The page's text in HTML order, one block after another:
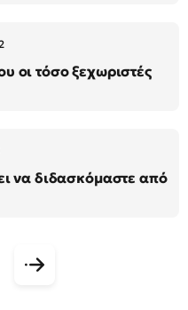
οι τόσο ξεχωριστές
να διδασκόμαστε από